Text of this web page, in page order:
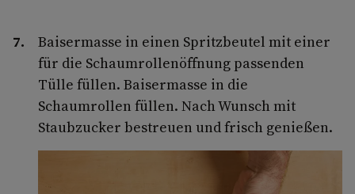
Baisermasse in einen Spritzbeutel mit einer
für die Schaumrollenöffnung passenden
Tülle füllen. Baisermasse in die
Schaumrollen füllen. Nach Wunsch mit
Staubzucker bestreuen und frisch genießen.